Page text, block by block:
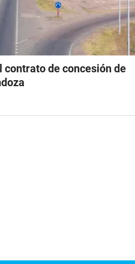
contrato de concesión de